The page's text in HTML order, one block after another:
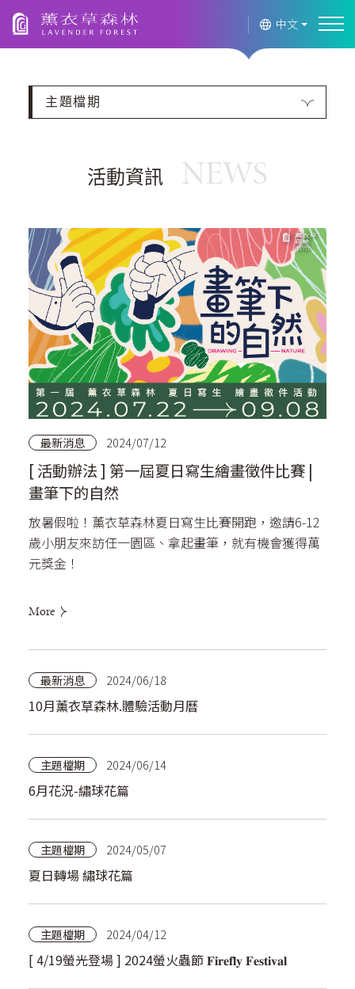
中文
主題檔期
活動資訊 NEWS
最新消息 2024/07/12
[ 活動辦法 ] 第一屆夏日寫生繪畫徵件比賽 |
畫筆下的自然
放暑假啦！薰衣草森林夏日寫生比賽開跑，邀請6-12
歲小朋友來訪任一園區、拿起畫筆，就有機會獲得萬
元獎金！
More
最新消息 2024/06/18
10月薰衣草森林.體驗活動月曆
主題檔期 2024/06/14
6月花況-繡球花篇
主題檔期 2024/05/07
夏日轉場 繡球花篇
主題檔期 2024/04/12
[ 4/19螢光登場 ] 2024螢火蟲節 𝐅𝐢𝐫𝐞𝐟𝐥𝐲 𝐅𝐞𝐬𝐭𝐢𝐯𝐚𝐥